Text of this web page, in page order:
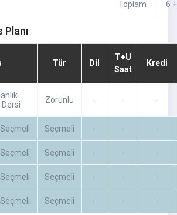
Toplam 6 +
Planı
Tür Dil
T+U
Saat
Kredi
Zorunlu - - -
Seçmeli - - -
Seçmeli - - -
Seçmeli - - -
Seçmeli - - -